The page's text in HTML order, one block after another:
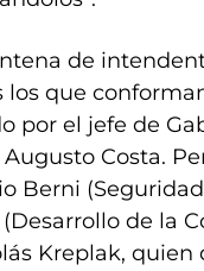
de
que
por el jefe de
Costa.
Berni
de la
Kreplak, quien